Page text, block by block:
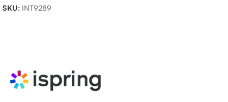
SKU: INT9289